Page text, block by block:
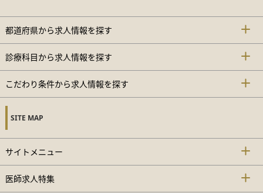
都道府県から求人情報を探す
診療科目から求人情報を探す
こだわり条件から求人情報を探す
SITE MAP
サイトメニュー
医師求人特集